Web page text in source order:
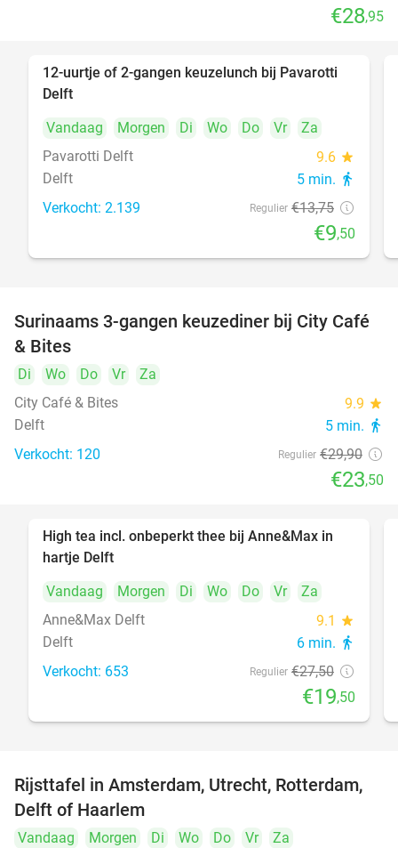
€28,95
31%
12-uurtje of 2-gangen keuzelunch bij Pavarotti
Delft
Vandaag
Morgen Di Wo Do Vr
Za
Pavarotti Delft
9.6 star
Delft 5 min. directions_walk
Verkocht: 2.139 Regulier €13,75
€9,50
21%
Surinaams 3-gangen keuzediner bij City Café
& Bites
Di Wo Do Vr
Za
City Café & Bites
9.9 star
Delft 5 min. directions_walk
Verkocht: 120 Regulier €29,90
€23,50
29%
High tea incl. onbeperkt thee bij Anne&Max in
hartje Delft
Vandaag
Morgen Di Wo Do Vr
Za
Anne&Max Delft
9.1 star
Delft 6 min. directions_walk
Verkocht: 653 Regulier €27,50
€19,50
19%
Rijsttafel in Amsterdam, Utrecht, Rotterdam,
Delft of Haarlem
Vandaag Morgen Di Wo Do Vr Za